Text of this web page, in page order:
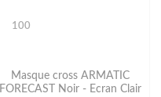
100
Masque cross ARMATIC
FORECAST Noir - Ecran Clair